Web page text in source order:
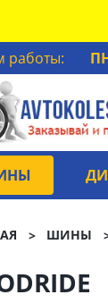
работы:
ШИНЫ